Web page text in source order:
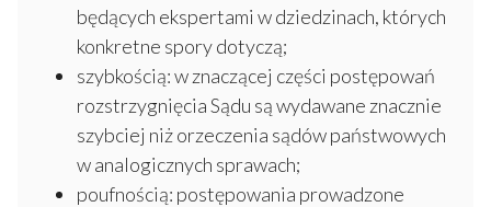
będących ekspertami w dziedzinach, których
konkretne spory dotyczą;
szybkością: w znaczącej części postępowań
rozstrzygnięcia Sądu są wydawane znacznie
szybciej niż orzeczenia sądów państwowych
w analogicznych sprawach;
poufnością: postępowania prowadzone